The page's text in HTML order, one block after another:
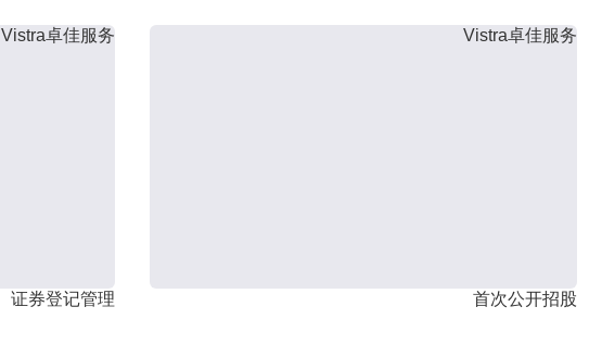
Vistra卓佳服务
证券登记管理
Vistra卓佳服务
首次公开招股